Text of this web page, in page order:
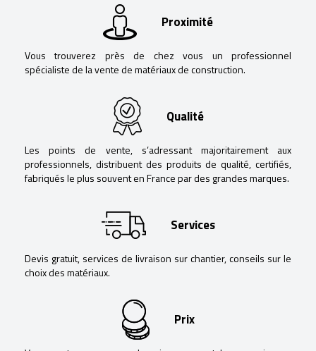
Proximité
Vous trouverez près de chez vous un professionnel
spécialiste de la vente de matériaux de construction.
Qualité
Les points de vente, s’adressant majoritairement aux
professionnels, distribuent des produits de qualité, certifiés,
fabriqués le plus souvent en France par des grandes marques.
Services
Devis gratuit, services de livraison sur chantier, conseils sur le
choix des matériaux.
Prix